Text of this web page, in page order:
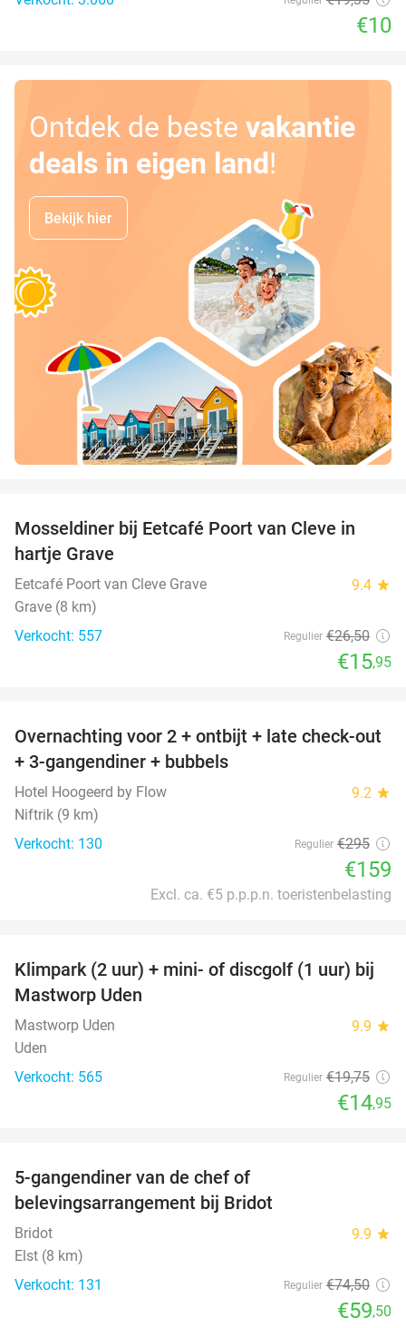
€10
Ontdek de beste vakantie
deals in eigen land!
Bekijk hier
40%
Mosseldiner bij Eetcafé Poort van Cleve in
hartje Grave
Eetcafé Poort van Cleve Grave 9.4 star
Grave (8 km)
Verkocht: 557
Regulier €26,50
€15,95
46%
Overnachting voor 2 + ontbijt + late check-out
+ 3-gangendiner + bubbels
Hotel Hoogeerd by Flow 9.2 star
Niftrik (9 km)
Verkocht: 130
Regulier €295
€159
Excl. ca. €5 p.p.p.n. toeristenbelasting
24%
Klimpark (2 uur) + mini- of discgolf (1 uur) bij
Mastworp Uden
Mastworp Uden 9.9 star
Uden
Verkocht: 565
Regulier €19,75
€14,95
5-gangendiner van de chef of
belevingsarrangement bij Bridot
Bridot 9.9 star
Elst (8 km)
Verkocht: 131
Regulier €74,50
€59,50